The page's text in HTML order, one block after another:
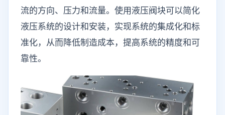
流的方向、压力和流量。使用液压阀块可以简化
液压系统的设计和安装，实现系统的集成化和标
准化，从而降低制造成本，提高系统的精度和可
靠性。